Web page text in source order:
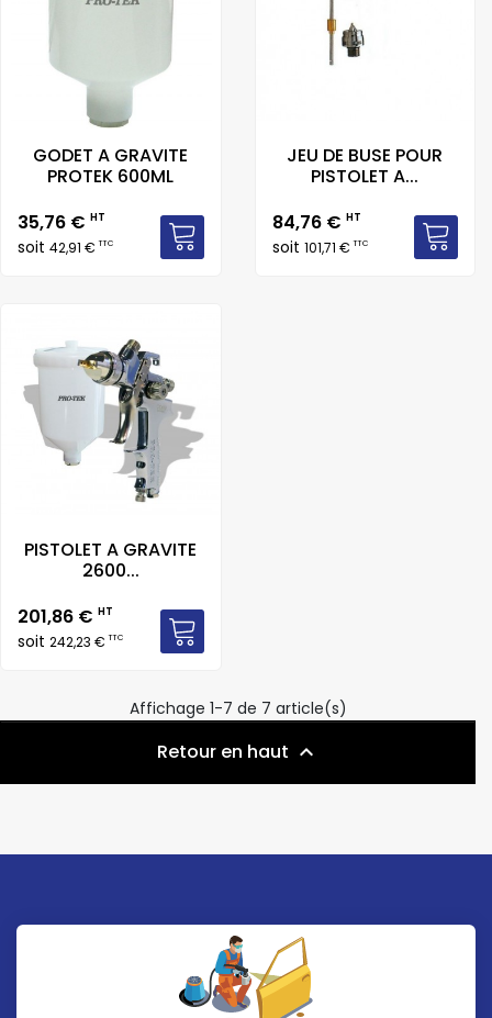
GODET A GRAVITE
PROTEK 600ML
Prix
35,76 € HT
soit 42,91 €TTC
JEU DE BUSE POUR
PISTOLET A...
Prix
84,76 € HT
soit 101,71 €TTC
PISTOLET A GRAVITE
2600...
Prix
201,86 € HT
soit 242,23 €TTC
Affichage 1-7 de 7 article(s)
Retour en haut 